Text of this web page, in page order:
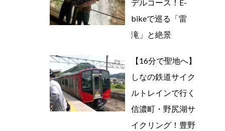
デルコース！E-
bikeで巡る「雷
滝」と絶景
【16分で聖地へ】
しなの鉄道サイク
ルトレインで行く
信濃町・野尻湖サ
イクリング！豊野